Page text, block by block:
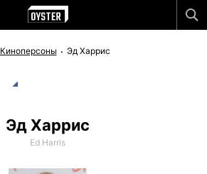
Киноперсоны Эд Харрис
Эд Харрис
Ed Harris